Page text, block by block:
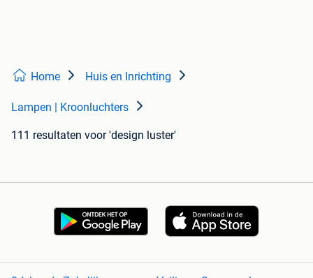
Home Huis en Inrichting
Lampen | Kroonluchters
111 resultaten voor 'design luster'